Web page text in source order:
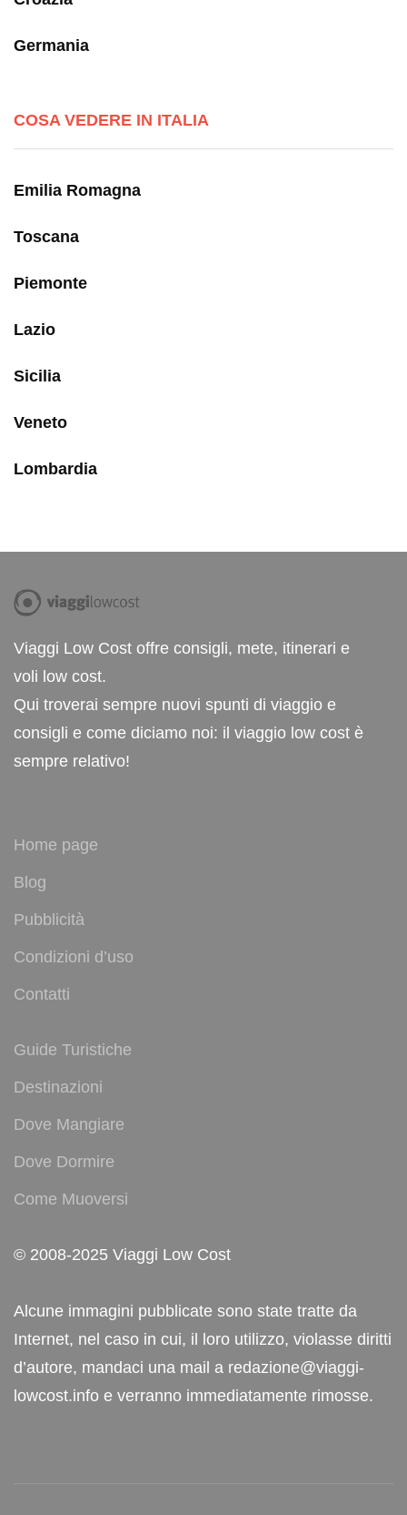
Germania
COSA VEDERE IN ITALIA
Emilia Romagna
Toscana
Piemonte
Lazio
Sicilia
Veneto
Lombardia
Viaggi Low Cost offre consigli, mete, itinerari e
voli low cost.
Qui troverai sempre nuovi spunti di viaggio e
consigli e come diciamo noi: il viaggio low cost è
sempre relativo!
Home page
Blog
Pubblicità
Condizioni d’uso
Contatti
Guide Turistiche
Destinazioni
Dove Mangiare
Dove Dormire
Come Muoversi
© 2008-2025 Viaggi Low Cost
Alcune immagini pubblicate sono state tratte da
Internet, nel caso in cui, il loro utilizzo, violasse diritti
d’autore, mandaci una mail a redazione@viaggi-
lowcost.info e verranno immediatamente rimosse.